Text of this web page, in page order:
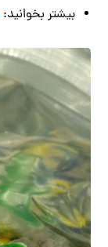
بیشتر بخوانید: